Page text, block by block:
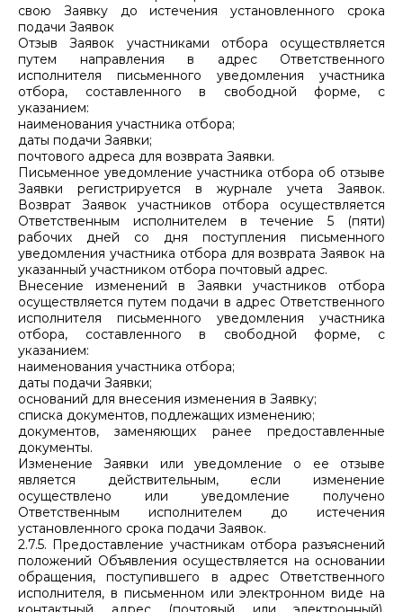
свою Заявку до истечения установленного срока
подачи Заявок
Отзыв Заявок участниками отбора осуществляется
путем направления в адрес Ответственного
исполнителя письменного уведомления участника
отбора, составленного в свободной форме, с
указанием:
наименования участника отбора;
даты подачи Заявки;
почтового адреса для возврата Заявки.
Письменное уведомление участника отбора об отзыве
Заявки регистрируется в журнале учета Заявок.
Возврат Заявок участников отбора осуществляется
Ответственным исполнителем в течение 5 (пяти)
рабочих дней со дня поступления письменного
уведомления участника отбора для возврата Заявок на
указанный участником отбора почтовый адрес.
Внесение изменений в Заявки участников отбора
осуществляется путем подачи в адрес Ответственного
исполнителя письменного уведомления участника
отбора, составленного в свободной форме, с
указанием:
наименования участника отбора;
даты подачи Заявки;
оснований для внесения изменения в Заявку;
списка документов, подлежащих изменению;
документов, заменяющих ранее предоставленные
документы.
Изменение Заявки или уведомление о ее отзыве
является действительным, если изменение
осуществлено или уведомление получено
Ответственным исполнителем до истечения
установленного срока подачи Заявок.
2.7.5. Предоставление участникам отбора разъяснений
положений Объявления осуществляется на основании
обращения, поступившего в адрес Ответственного
исполнителя, в письменном или электронном виде на